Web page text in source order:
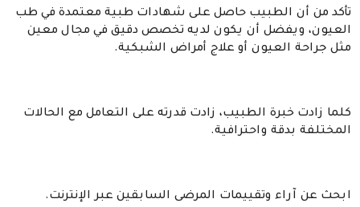
تأكد من أن الطبيب حاصل على شهادات طبية معتمدة في طب
العيون، ويفضل أن يكون لديه تخصص دقيق في مجال معين
مثل جراحة العيون أو علاج أمراض الشبكية.
كلما زادت خبرة الطبيب، زادت قدرته على التعامل مع الحالات
المختلفة بدقة واحترافية.
ابحث عن آراء وتقييمات المرضى السابقين عبر الإنترنت.